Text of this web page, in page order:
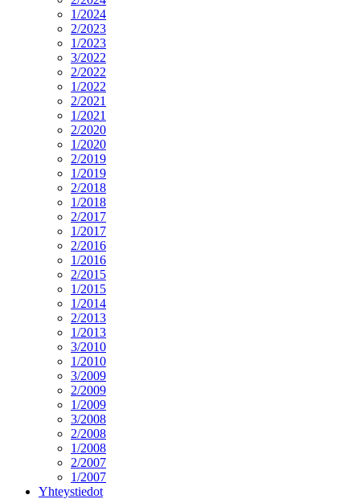
1/2024
2/2023
1/2023
3/2022
2/2022
1/2022
2/2021
1/2021
2/2020
1/2020
2/2019
1/2019
2/2018
1/2018
2/2017
1/2017
2/2016
1/2016
2/2015
1/2015
1/2014
2/2013
1/2013
3/2010
1/2010
3/2009
2/2009
1/2009
3/2008
2/2008
1/2008
2/2007
1/2007
Yhteystiedot